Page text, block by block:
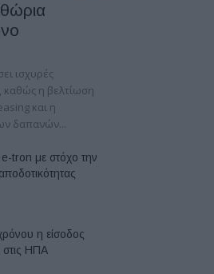
ισχυρές
καθώς η βελτίωση
και η
δαπανών...
tron με στόχο την
η είσοδος
στις ΗΠΑ